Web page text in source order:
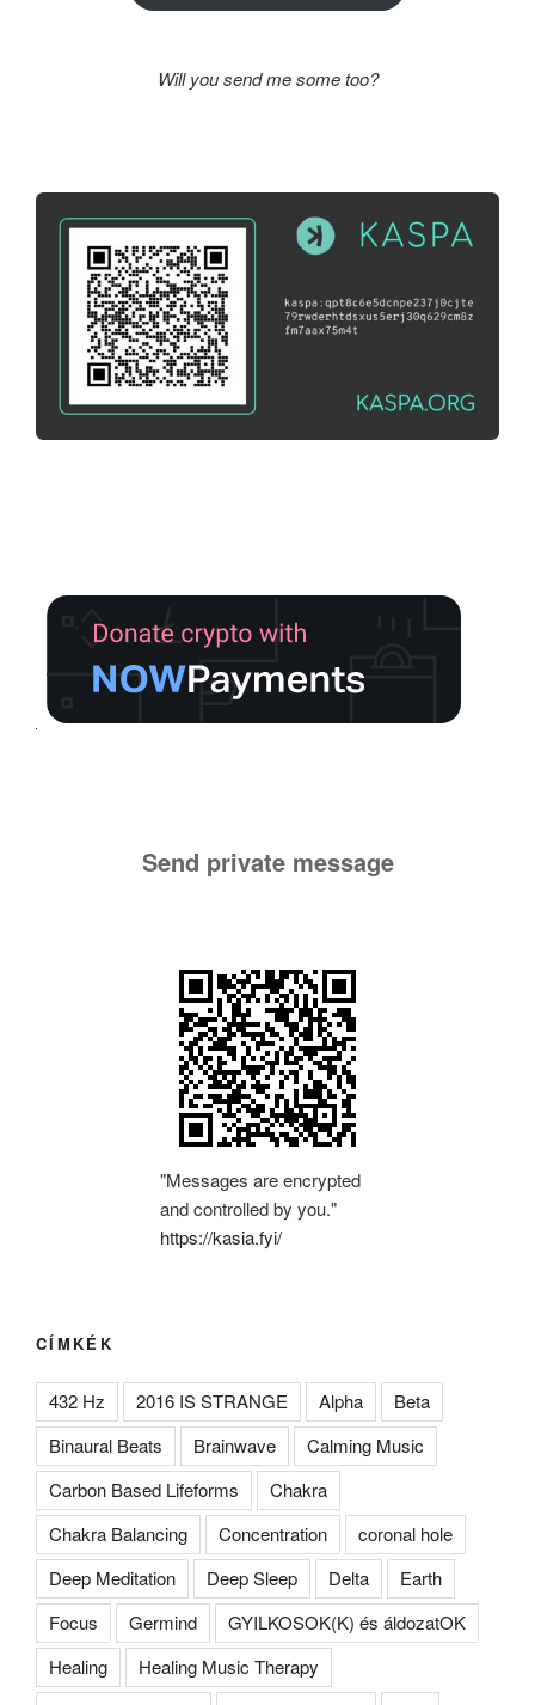
Will you send me some too?
Send private message
"Messages are encrypted
and controlled by you."
https://kasia.fyi/
CÍMKÉK
432 Hz 2016 IS STRANGE Alpha
Beta
Binaural Beats
Brainwave
Calming Music
Carbon Based Lifeforms
Chakra
Chakra Balancing
Concentration
coronal hole
Deep Meditation
Deep Sleep Delta
Earth
Focus
Germind
GYILKOSOK(K) és áldozatOK
Healing
Healing Music Therapy